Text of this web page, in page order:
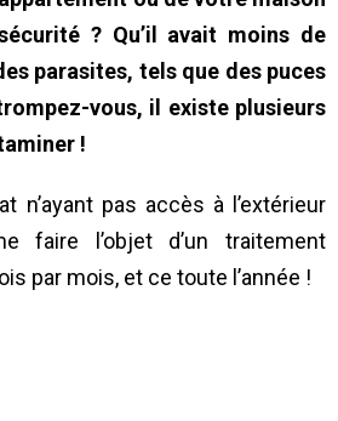
? Qu’il avait moins de
parasites, tels que des puces
vous, il existe plusieurs
!
n’ayant pas accès à l’extérieur
faire l’objet d’un traitement
par mois, et ce toute l’année !